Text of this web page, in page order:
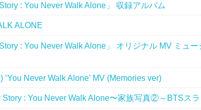
: You Never Walk Alone」 収録アルバム
ALONE
: You Never Walk Alone」 オリジナル MV ミュ
‘You Never Walk Alone’ MV (Memories ver)
Story : You Never Walk Alone〜家族写真②～BTSス